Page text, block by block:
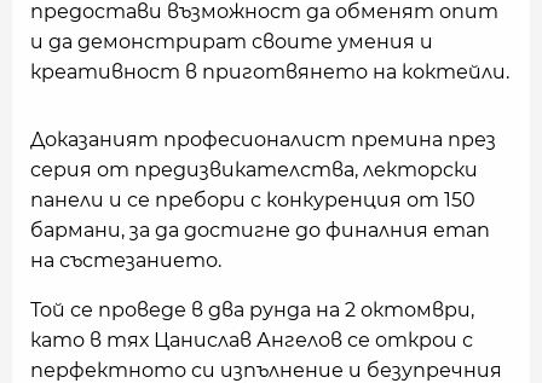
предостави възможност да обменят опит
и да демонстрират своите умения и
креативност в приготвянето на коктейли.
Доказаният професионалист премина през
серия от предизвикателства, лекторски
панели и се пребори с конкуренция от 150
бармани, за да достигне до финалния етап
на състезанието.
Той се проведе в два рунда на 2 октомври,
като в тях Цанислав Ангелов се открои с
перфектното си изпълнение и безупречния